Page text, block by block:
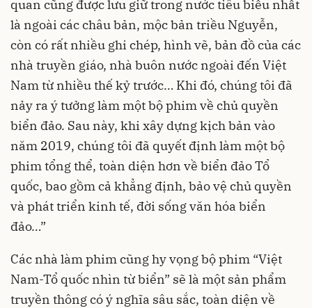
quan cũng được lưu giữ trong nước tiêu biểu nhất
là ngoài các châu bản, mộc bản triều Nguyễn,
còn có rất nhiều ghi chép, hình vẽ, bản đồ của các
nhà truyền giáo, nhà buôn nước ngoài đến Việt
Nam từ nhiều thế kỷ trước… Khi đó, chúng tôi đã
nảy ra ý tưởng làm một bộ phim về chủ quyền
biển đảo. Sau này, khi xây dựng kịch bản vào
năm 2019, chúng tôi đã quyết định làm một bộ
phim tổng thể, toàn diện hơn về biển đảo Tổ
quốc, bao gồm cả khẳng định, bảo vệ chủ quyền
và phát triển kinh tế, đời sống văn hóa biển
đảo…”
Các nhà làm phim cũng hy vọng bộ phim “Việt
Nam-Tổ quốc nhìn từ biển” sẽ là một sản phẩm
truyền thông có ý nghĩa sâu sắc, toàn diện về